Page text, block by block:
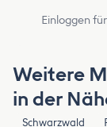
Einloggen
Weitere
in der
Schwarzwald